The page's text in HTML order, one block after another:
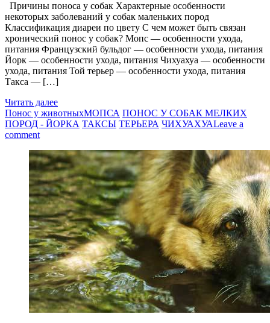
Причины поноса у собак Характерные особенности
некоторых заболеваний у собак маленьких пород
Классификация диареи по цвету С чем может быть связан
хронический понос у собак? Мопс — особенности ухода,
питания Французский бульдог — особенности ухода, питания
Йорк — особенности ухода, питания Чихуахуа — особенности
ухода, питания Той терьер — особенности ухода, питания
Такса — […]
Читать далее
Понос у животныхМОПСА ПОНОС У СОБАК МЕЛКИХ
ПОРОД - ЙОРКА ТАКСЫ ТЕРЬЕРА ЧИХУАХУАLeave a
comment